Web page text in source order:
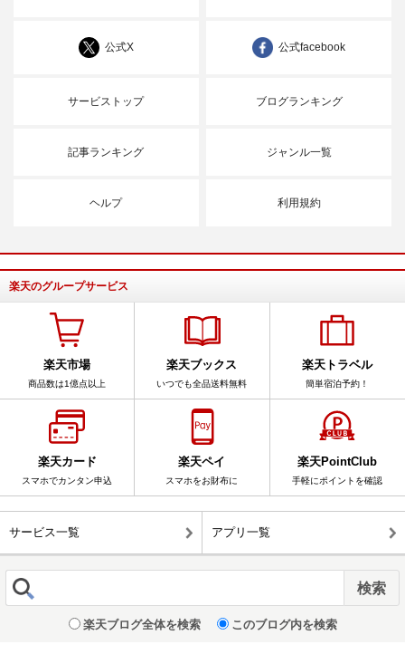
公式X 公式facebook
サービストップ ブログランキング
記事ランキング ジャンル一覧
ヘルプ 利用規約
楽天のグループサービス
楽天市場
商品数は1億点以上
楽天ブックス
いつでも全品送料無料
楽天トラベル
簡単宿泊予約！
楽天カード
スマホでカンタン申込
楽天ペイ
スマホをお財布に
楽天PointClub
手軽にポイントを確認
サービス一覧 アプリ一覧
楽天ブログ全体を検索 このブログ内を検索